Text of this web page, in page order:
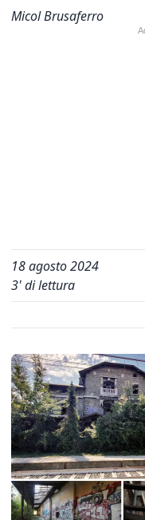
Micol Brusaferro
18 agosto 2024
3' di lettura